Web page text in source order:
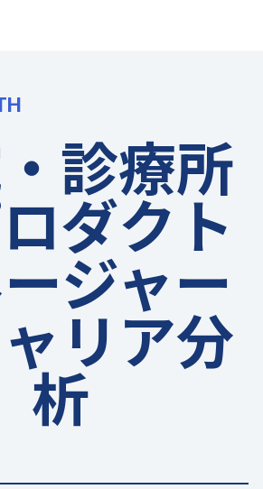
診療所
ダクト
ジャー
リア分
析